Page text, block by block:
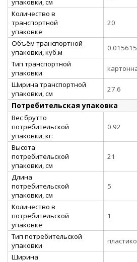
упаковки, см
Количество в
транспортной
упаковке
20
Объём транспортной
упаковки, куб.м
0.015615
Тип транспортной
упаковки
Ширина транспортной
упаковки, см
27.6
Потребительская упаковка
Вес брутто
потребительской
упаковки, кг:
0.92
Высота
потребительской
упаковки, см
21
Длина
потребительской
упаковки, см
5
Количество в
потребительской
упаковке
1
Тип потребительской
упаковки
Ширина